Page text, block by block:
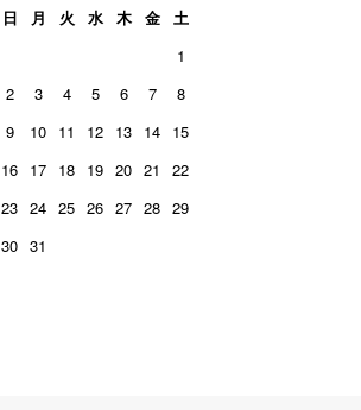
日 月 火 水 木 金
土
1
2
3 4 5 6 7
8
9
10 11 12 13 14 15
16 17 18 19 20 21
22
23 24 25 26 27 28 29
30 31